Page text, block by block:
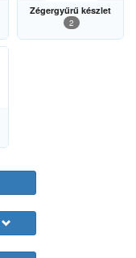
Zégergyűrű készlet
2